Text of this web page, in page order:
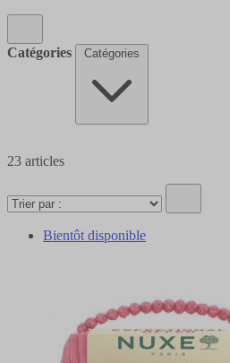
Catégories Catégories
23 articles
Bientôt disponible